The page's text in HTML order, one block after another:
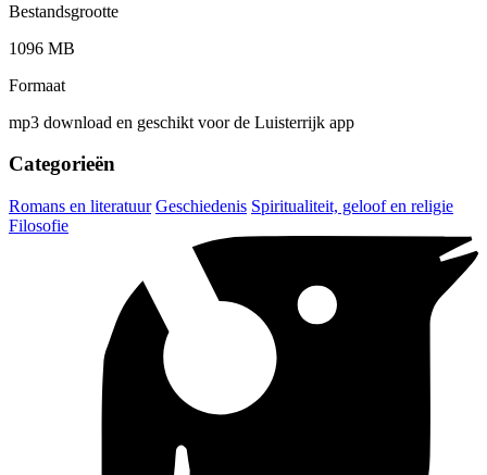
Bestandsgrootte
1096 MB
Formaat
mp3 download en geschikt voor de Luisterrijk app
Categorieën
Romans en literatuur Geschiedenis Spiritualiteit, geloof en religie
Filosofie